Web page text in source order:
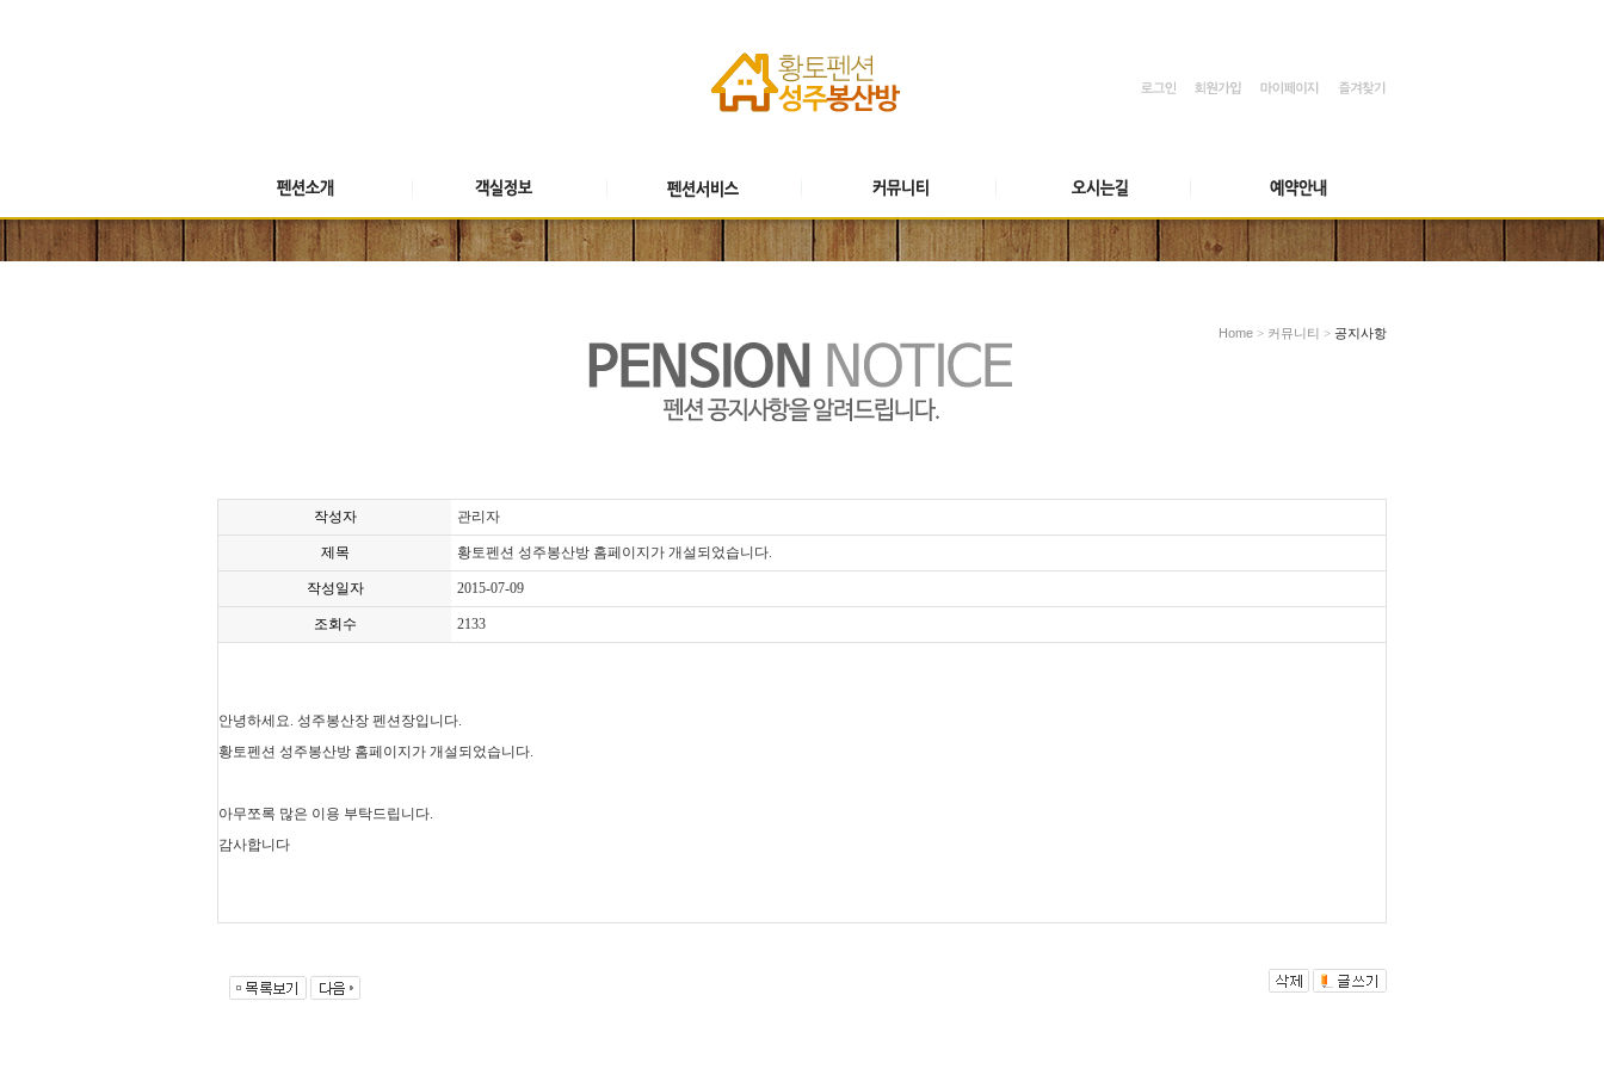
Home > 커뮤니티 > 공지사항
작성자 관리자
제목 황토펜션 성주봉산방 홈페이지가 개설되었습니다.
작성일자 2015-07-09
조회수 2133
안녕하세요. 성주봉산장 펜션장입니다.
황토펜션 성주봉산방 홈페이지가 개설되었습니다.
아무쪼록 많은 이용 부탁드립니다.
감사합니다